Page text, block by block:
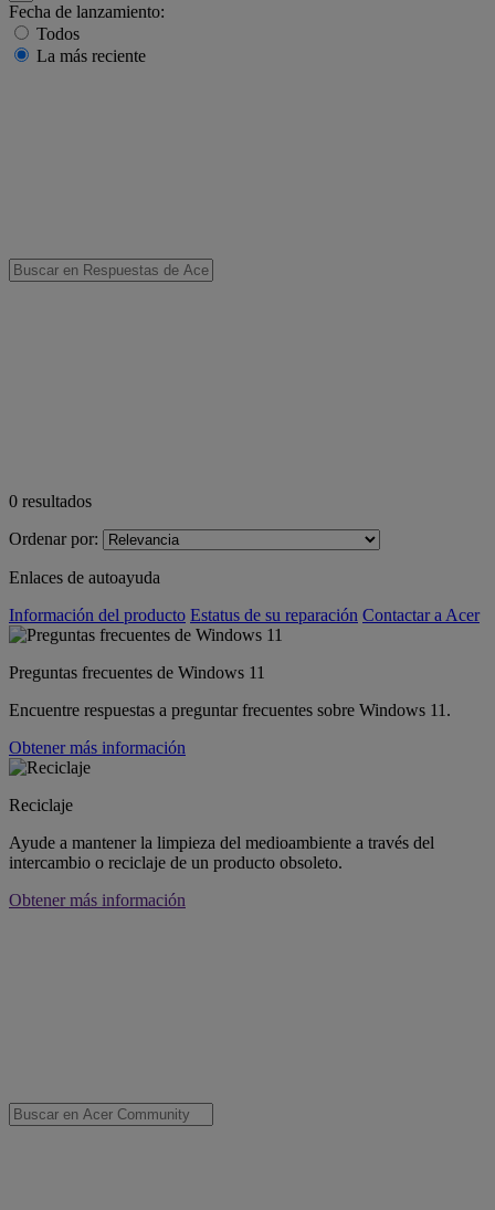
Fecha de lanzamiento:
Todos
La más reciente
0 resultados
Ordenar por:
Enlaces de autoayuda
Información del producto Estatus de su reparación Contactar a Acer
Preguntas frecuentes de Windows 11
Encuentre respuestas a preguntar frecuentes sobre Windows 11.
Obtener más información
Reciclaje
Ayude a mantener la limpieza del medioambiente a través del
intercambio o reciclaje de un producto obsoleto.
Obtener más información